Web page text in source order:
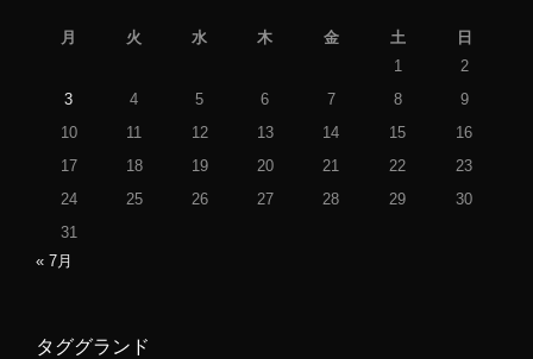
月 火 水 木 金 土
日
1
2
3
4 5 6 7 8
9
10
11 12 13 14 15
16
17
18 19 20 21 22
23
24
25 26 27 28 29
30
31
« 7月
タググランド